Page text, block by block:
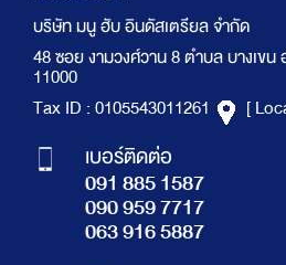
บริษัท มนู ฮับ อินดัสเตรียล จำกัด
48 ซอย งามวงศ์วาน 8 ตำบล บางเขน
11000
Tax ID : 0105543011261
[
เบอร์ติดต่อ
091 885 1587
090 959 7717
063 916 5887